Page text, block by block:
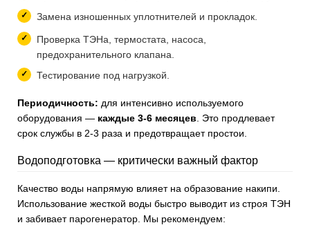
Замена изношенных уплотнителей и прокладок.
Проверка ТЭНа, термостата, насоса,
предохранительного клапана.
Тестирование под нагрузкой.
Периодичность: для интенсивно используемого
оборудования — каждые 3-6 месяцев . Это продлевает
срок службы в 2-3 раза и предотвращает простои.
Водоподготовка — критически важный фактор
Качество воды напрямую влияет на образование накипи.
Использование жесткой воды быстро выводит из строя ТЭН
и забивает парогенератор. Мы рекомендуем: